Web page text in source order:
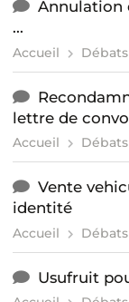
Annulation
...
Accueil
lettre de
Accueil
Vente
identité
Accueil
Usufruit